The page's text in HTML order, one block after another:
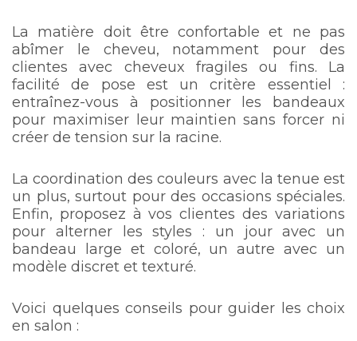
La matière doit être confortable et ne pas
abîmer le cheveu, notamment pour des
clientes avec cheveux fragiles ou fins. La
facilité de pose est un critère essentiel :
entraînez-vous à positionner les bandeaux
pour maximiser leur maintien sans forcer ni
créer de tension sur la racine.
La coordination des couleurs avec la tenue est
un plus, surtout pour des occasions spéciales.
Enfin, proposez à vos clientes des variations
pour alterner les styles : un jour avec un
bandeau large et coloré, un autre avec un
modèle discret et texturé.
Voici quelques conseils pour guider les choix
en salon :